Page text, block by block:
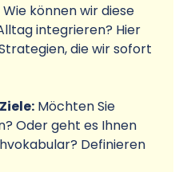
können wir diese
integrieren? Hier
die wir sofort
Möchten Sie
Oder geht es Ihnen
Definieren